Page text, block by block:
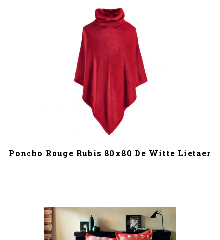
Poncho Rouge Rubis 80x80 De Witte Lietaer